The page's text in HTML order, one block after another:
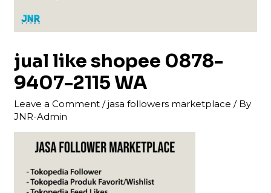
jual like shopee 0878-
9407-2115 WA
Leave a Comment /jasa followers marketplace / By
JNR-Admin